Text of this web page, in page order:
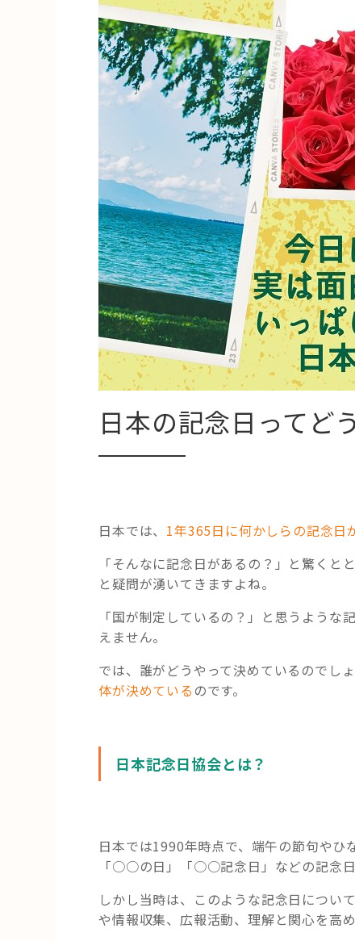
日本の記念日ってど
日本では、 1年365日に何かしらの記念日
「そんなに記念日があるの？」と驚くと
と疑問が湧いてきますよね。
「国が制定しているの？」と思うよう
えません。
では、誰がどうやって決めているのでし
体が決めている のです。
日本記念日協会とは？
日本では1990年時点で、端午の節句やひ
「○○の日」「○○記念日」などの記念
しかし当時は、このような記念日につい
や情報収集、広報活動、理解と関心を高